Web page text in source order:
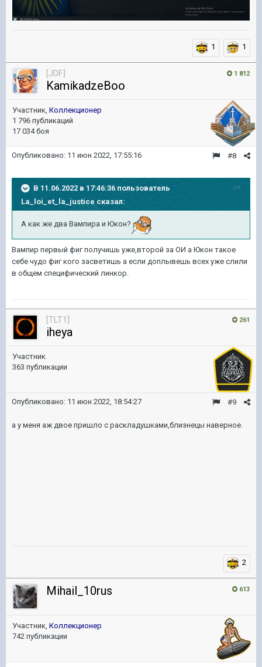
1 1
1 812
[JDF]
KamikadzeBoo
Участник, Коллекционер
1 796 публикаций
17 034 боя
#8
Опубликовано: 11 июн 2022, 17:55:16
В 11.06.2022 в 17:46:36 пользователь
La_loi_et_la_justice сказал:
А как же два Вампира и Юкон?
Вампир первый фиг получишь уже,второй за ОИ а Юкон такое
себе чудо фиг кого засветишь а если доплывешь всех уже слили
в общем специфический линкор.
261
[TLT1]
iheya
Участник
363 публикации
#9
Опубликовано: 11 июн 2022, 18:54:27
а у меня аж двое пришло с раскладушками,близнецы наверное.
2
613
Mihail_10rus
Участник, Коллекционер
742 публикации